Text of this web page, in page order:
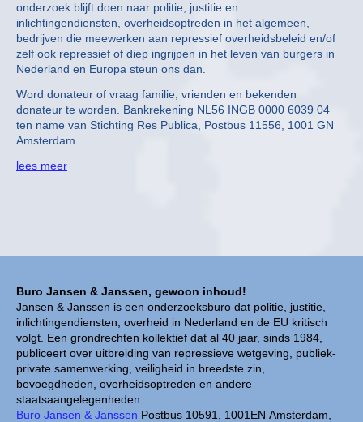
Buro Jansen & Janssen, gewoon inhoud!
Jansen & Janssen is een onderzoeksburo dat politie, justitie,
inlichtingendiensten, overheid in Nederland en de EU kritisch
volgt. Een grondrechten kollektief dat al 40 jaar, sinds 1984,
publiceert over uitbreiding van repressieve wetgeving, publiek-
private samenwerking, veiligheid in breedste zin,
bevoegdheden, overheidsoptreden en andere
staatsaangelegenheden.
Buro Jansen & Janssen Postbus 10591, 1001EN Amsterdam,
onderzoek blijft doen naar politie, justitie en
inlichtingendiensten, overheidsoptreden in het algemeen,
bedrijven die meewerken aan repressief overheidsbeleid en/of
zelf ook repressief of diep ingrijpen in het leven van burgers in
Nederland en Europa steun ons dan.
Word donateur of vraag familie, vrienden en bekenden
donateur te worden. Bankrekening NL56 INGB 0000 6039 04
ten name van Stichting Res Publica, Postbus 11556, 1001 GN
Amsterdam.
lees meer